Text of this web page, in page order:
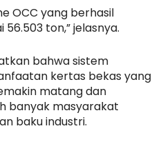
OCC yang berhasil
ton,” jelasnya.
bahwa sistem
kertas bekas yang
matang dan
banyak masyarakat
baku industri.